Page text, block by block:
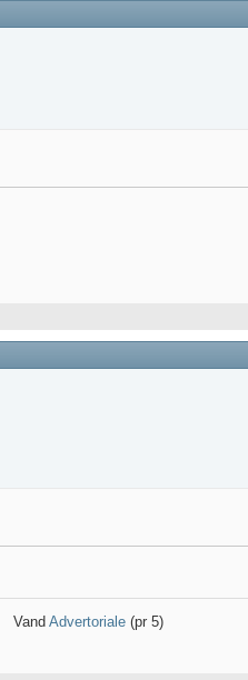
Vand Advertoriale (pr 5)